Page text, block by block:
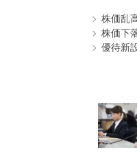
株価乱
株価下
優待新